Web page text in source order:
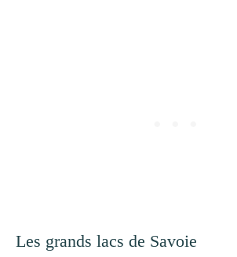
Les grands lacs de Savoie